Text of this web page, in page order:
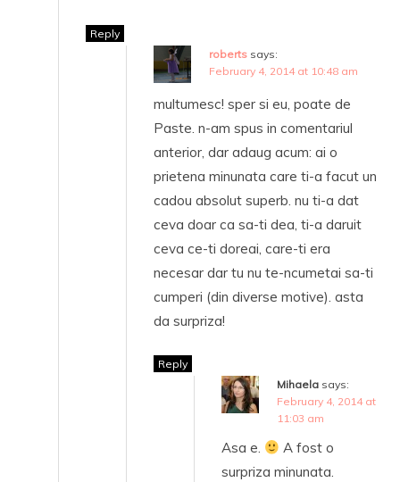
Reply
roberts says:
February 4, 2014 at 10:48 am
multumesc! sper si eu, poate de
Paste. n-am spus in comentariul
anterior, dar adaug acum: ai o
prietena minunata care ti-a facut un
cadou absolut superb. nu ti-a dat
ceva doar ca sa-ti dea, ti-a daruit
ceva ce-ti doreai, care-ti era
necesar dar tu nu te-ncumetai sa-ti
cumperi (din diverse motive). asta
da surpriza!
Reply
Mihaela says:
February 4, 2014 at
11:03 am
Asa e.
A fost o
surpriza minunata.